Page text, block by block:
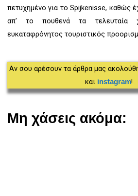
πετυχημένο για το Spijkenisse, καθώς
απ’ το πουθενά τα τελευταία
ευκαταφρόνητος τουριστικός
Αν σου αρέσουν τα άρθρα μας
και instagram!
Μη χάσεις ακόμα: